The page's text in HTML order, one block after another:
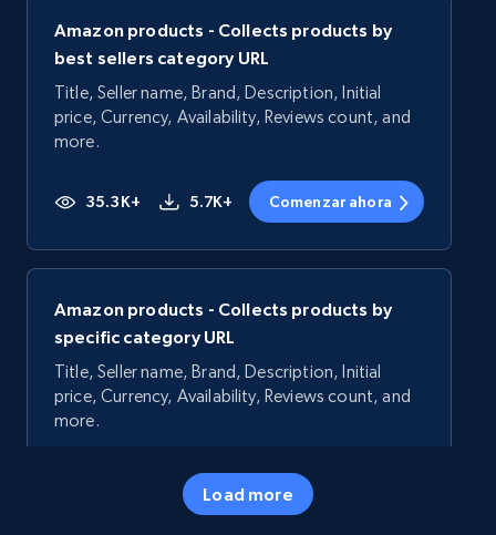
Amazon products - Collects products by
best sellers category URL
Title, Seller name, Brand, Description, Initial
price, Currency, Availability, Reviews count, and
more.
35.3K+ 5.7K+ Comenzar ahora
Amazon products - Collects products by
specific category URL
Title, Seller name, Brand, Description, Initial
price, Currency, Availability, Reviews count, and
more.
5.7K+ Comenzar ahora
Load more